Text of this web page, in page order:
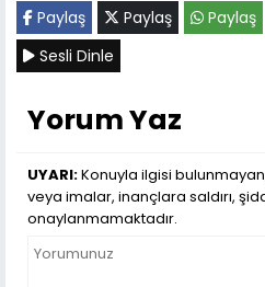
Paylaş
Paylaş Paylaş
Sesli Dinle
Yorum Yaz
UYARI:Konuyla ilgisi
veya imalar, inançlara saldırı,
onaylanmamaktadır.